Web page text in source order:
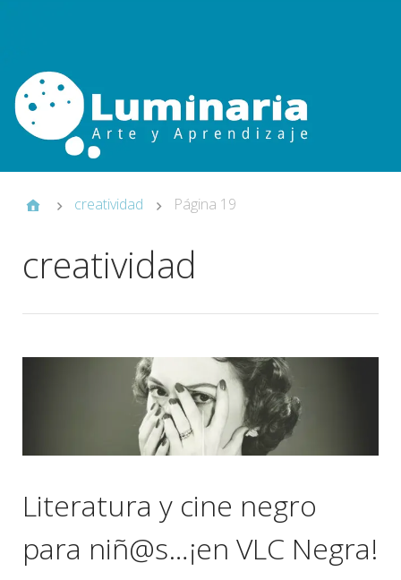
creatividad Página 19
creatividad
Literatura y cine negro
para niñ@s…¡en VLC Negra!